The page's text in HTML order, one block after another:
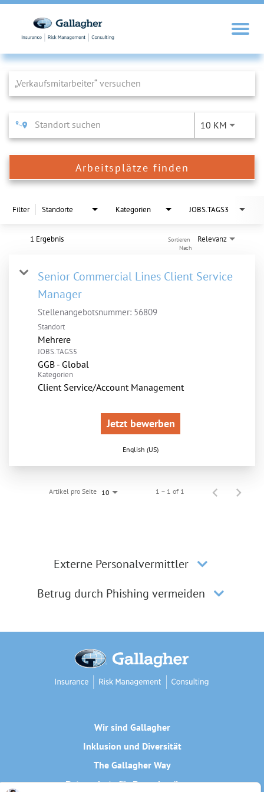
Job Search Page
10 KM
Arbeitsplätze finden
Filter Standorte Kategorien JOBS.TAGS3
1 Ergebnis Relevanz
Sortieren
Nach
Senior Commercial Lines Client Service
Manager
Stellenangebotsnummer: 56809
Standort
Mehrere
JOBS.TAGS5
GGB - Global
Kategorien
Client Service/Account Management
Jetzt bewerben
English (US)
Artikel pro Seite 10 1 – 1 of 1
Externe Personalvermittler
Betrug durch Phishing vermeiden
Wir sind Gallagher
Inklusion und Diversität
The Gallagher Way
Datenschutz für Bewerber/innen